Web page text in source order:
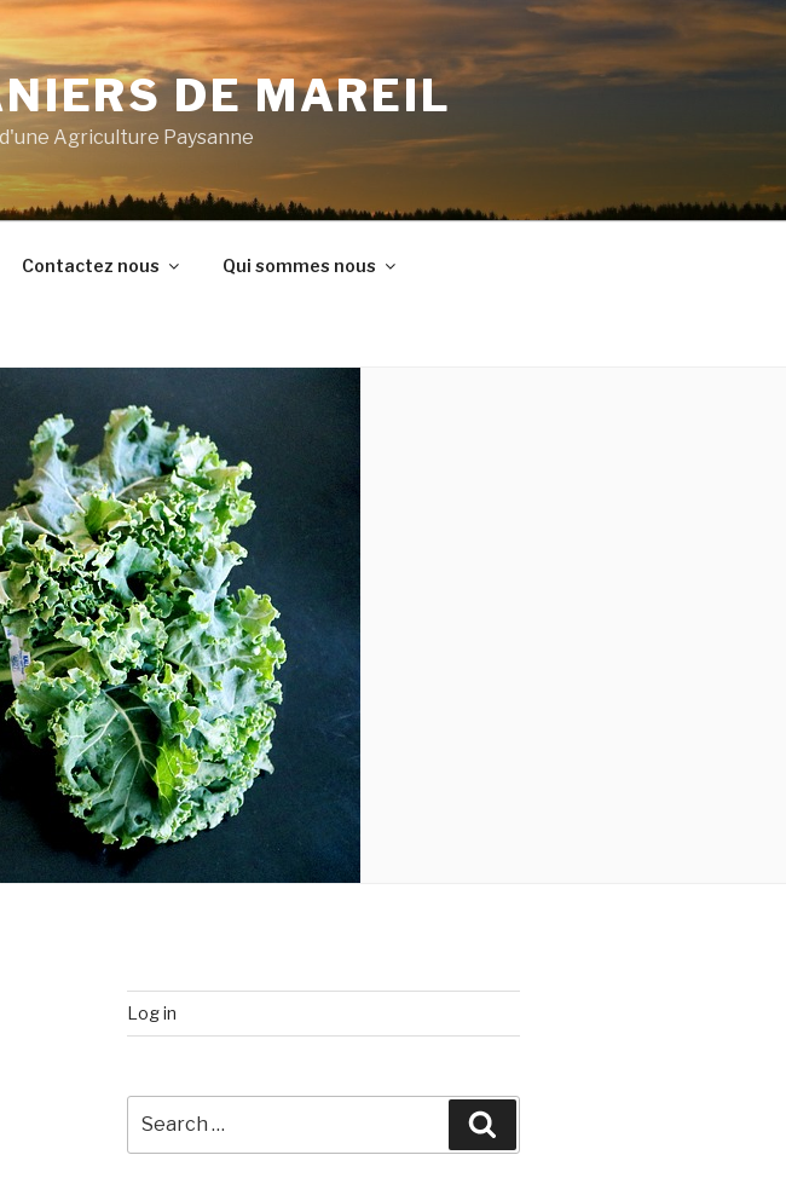
DE MAREIL
Agriculture Paysanne
Contactez nous Qui sommes nous
Log in
for: